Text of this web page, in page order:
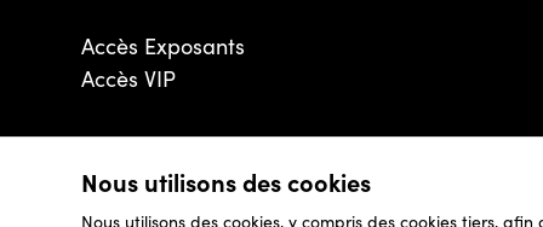
Nous utilisons des cookies
Nous utilisons des cookies, y compris des cookies tiers,
Accès Exposants
Accès VIP
© 2026 - Luxembourg Art Week S.A.